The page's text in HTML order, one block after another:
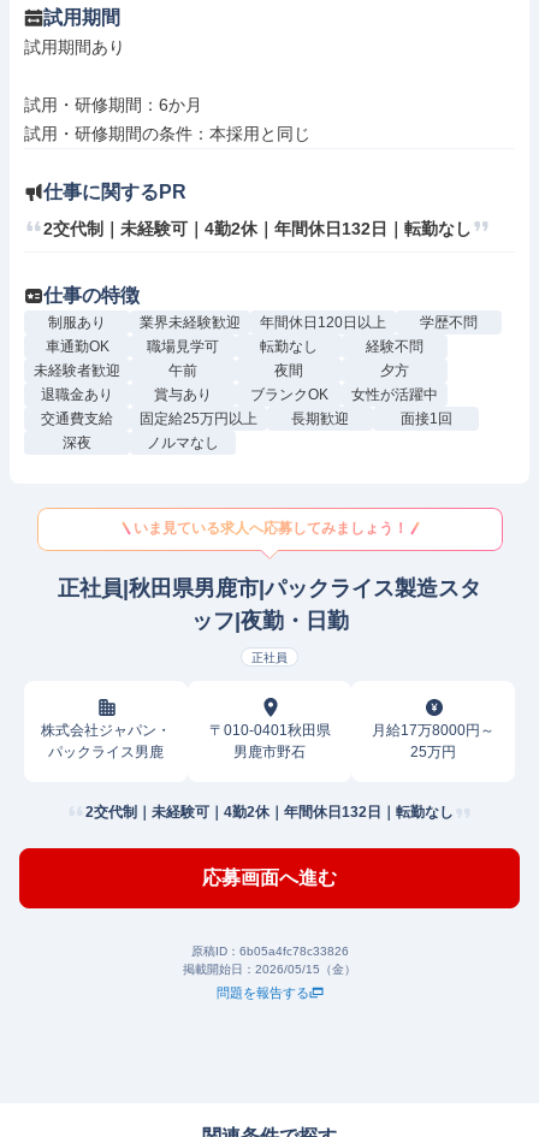
試用期間
試用期間あり
試用・研修期間：6か月
仕事に関するPR
2交代制｜未経験可｜4勤2休｜年間休日132日｜転勤なし
仕事の特徴
制服あり 業界未経験歓迎 年間休日120日以上
学歴不問
車通勤OK
職場見学可 転勤なし
経験不問
未経験者歓迎
午前 夜間
夕方
退職金あり
賞与あり ブランクOK
女性が活躍中
交通費支給
固定給25万円以上 長期歓迎
面接1回
深夜
ノルマなし
いま見ている求人へ応募してみましょう！
正社員|秋田県男鹿市|パックライス製造スタ
ッフ|夜勤・日勤
正社員
株式会社ジャパン・
パックライス男鹿
〒010-0401秋田県
男鹿市野石
月給17万8000円～
25万円
2交代制｜未経験可｜4勤2休｜年間休日132日｜転勤なし
応募画面へ進む
原稿ID： 6b05a4fc78c33826
掲載開始日： 2026/05/15（金）
問題を報告する